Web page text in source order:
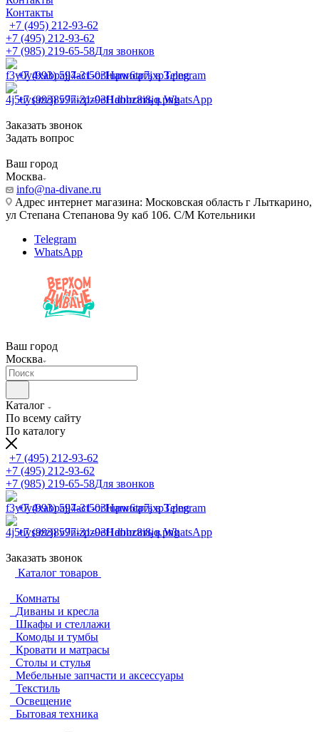
Контакты
+7 (495) 212-93-62
+7 (495) 212-93-62
+7 (985) 219-65-58Для звонков
+7 (993) 597-31-03Написать в Telegram
+7 (993) 597-31-03Написать в WhatsApp
Заказать звонок
Задать вопрос
Ваш город
Москва
info@na-divane.ru
Адрес интернет магазина: Московская область г Лыткарино,
ул Степана Степанова 9у каб 106. С/М Котельники
Telegram
WhatsApp
Ваш город
Москва
Каталог
По всему сайту
По каталогу
+7 (495) 212-93-62
+7 (495) 212-93-62
+7 (985) 219-65-58Для звонков
+7 (993) 597-31-03Написать в Telegram
+7 (993) 597-31-03Написать в WhatsApp
Заказать звонок
Каталог товаров
Комнаты
Диваны и кресла
Шкафы и стеллажи
Комоды и тумбы
Кровати и матрасы
Столы и стулья
Мебельные запчасти и аксессуары
Текстиль
Освещение
Бытовая техника